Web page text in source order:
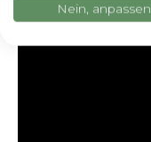
Nein, anpassen